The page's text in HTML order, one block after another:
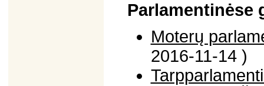
Parlamentinėse
Moterų
2016-11-14 )